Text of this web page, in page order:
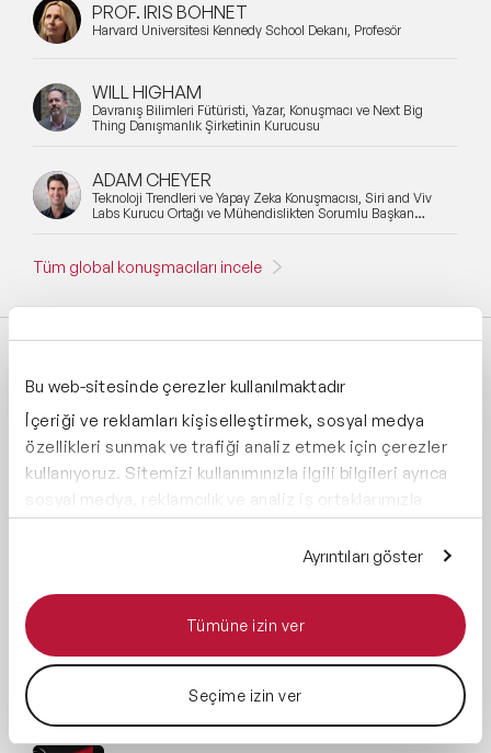
Bu web-sitesinde çerezler kullanılmaktadır
İçeriği ve reklamları kişiselleştirmek, sosyal medya
özellikleri sunmak ve trafiği analiz etmek için çerezler
kullanıyoruz. Sitemizi kullanımınızla ilgili bilgileri ayrıca
sosyal medya, reklamcılık ve analiz iş ortaklarımızla
paylaşabiliriz. İş ortaklarımız, bu bilgileri kendilerine
sağladığınız veya hizmetlerini kullanırken topladıkları
Ayrıntıları göster
Tümüne izin ver
Seçime izin ver
PROF. IRIS BOHNET
Harvard Üniversitesi Kennedy School Dekanı, Profesör
WILL HIGHAM
Davranış Bilimleri Fütüristi, Yazar, Konuşmacı ve Next Big
Thing Danışmanlık Şirketinin Kurucusu
ADAM CHEYER
Teknoloji Trendleri ve Yapay Zeka Konuşmacısı, Siri and Viv
Labs Kurucu Ortağı ve Mühendislikten Sorumlu Başkan
Tüm global konuşmacıları incele
Eylül-Kasım Etkinlik Sezonuna 4 Hafta Kaldı:
Geç Kalmamak İçin Kontrol Listesi
Çalışanları Yapay Zekâya Kazandırmanın 5
Hikâyesi
Finans-Ekonomi Konuşmacıları Türkiye'de
Nereye Davet Ediliyor